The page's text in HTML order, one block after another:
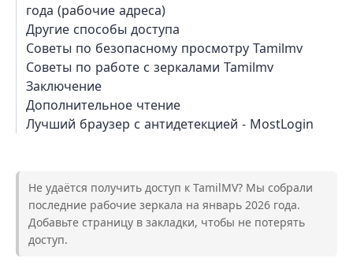
года (рабочие адреса)
Другие способы доступа
Советы по безопасному просмотру Tamilmv
Советы по работе с зеркалами Tamilmv
Заключение
Дополнительное чтение
Лучший браузер с антидетекцией - MostLogin
Не удаётся получить доступ к TamilMV? Мы собрали
последние рабочие зеркала на январь 2026 года.
Добавьте страницу в закладки, чтобы не потерять
доступ.